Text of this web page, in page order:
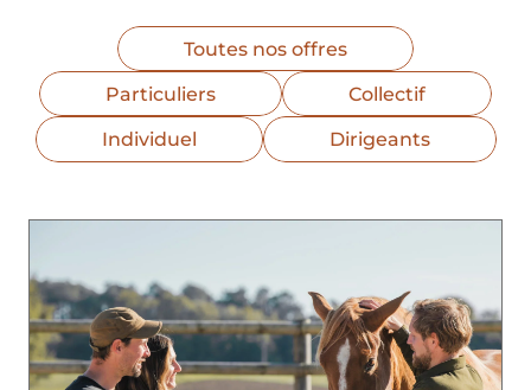
Toutes nos offres
Particuliers Collectif
Individuel Dirigeants